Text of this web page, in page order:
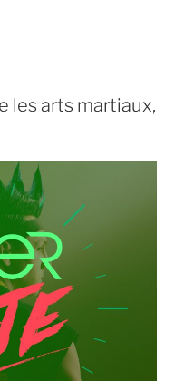
les arts martiaux,